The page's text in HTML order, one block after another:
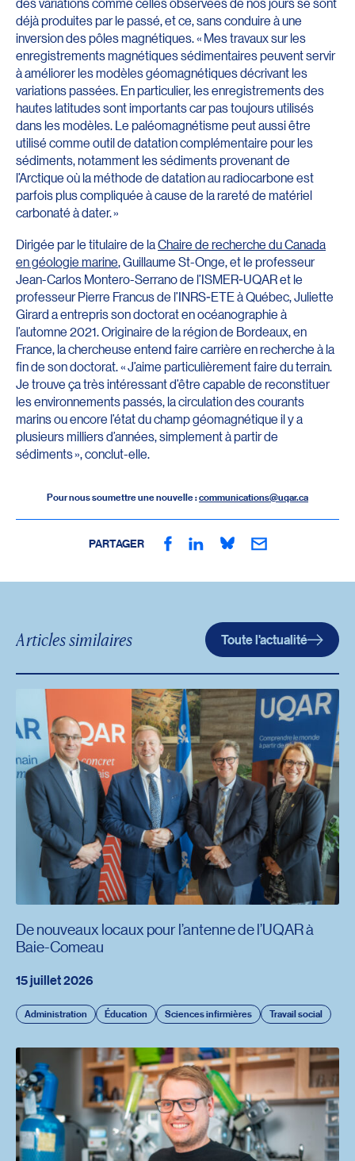
déjà produites par le passé, et ce, sans conduire à une
inversion des pôles magnétiques. « Mes travaux sur les
enregistrements magnétiques sédimentaires peuvent servir
à améliorer les modèles géomagnétiques décrivant les
variations passées. En particulier, les enregistrements des
hautes latitudes sont importants car pas toujours utilisés
dans les modèles. Le paléomagnétisme peut aussi être
utilisé comme outil de datation complémentaire pour les
sédiments, notamment les sédiments provenant de
l’Arctique où la méthode de datation au radiocarbone est
parfois plus compliquée à cause de la rareté de matériel
carbonaté à dater. »
Dirigée par le titulaire de laChaire de recherche du Canada
en géologie marine, Guillaume St-Onge, et le professeur
Jean-Carlos Montero-Serrano de l’ISMER-UQAR et le
professeur Pierre Francus de l’INRS-ETE à Québec, Juliette
Girard a entrepris son doctorat en océanographie à
l’automne 2021. Originaire de la région de Bordeaux, en
France, la chercheuse entend faire carrière en recherche à la
fin de son doctorat. « J’aime particulièrement faire du terrain.
Je trouve ça très intéressant d’être capable de reconstituer
les environnements passés, la circulation des courants
marins ou encore l’état du champ géomagnétique il y a
plusieurs milliers d’années, simplement à partir de
sédiments », conclut-elle.
Pour nous soumettre une nouvelle :communications@uqar.ca
PARTAGER
Articles similaires Toute l'actualité
15 juillet 2026
Administration Éducation Sciences infirmières Travail social
De nouveaux locaux pour l’antenne de l’UQAR à
Baie-Comeau